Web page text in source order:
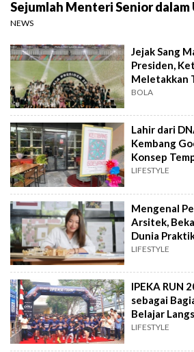
Sejumlah Menteri Senior dalam
NEWS
Jejak Sang
Presiden,
Meletakkan
BOLA
Lahir dari
Kembang
Konsep
LIFESTYLE
Mengenal
Arsitek,
Dunia
LIFESTYLE
IPEKA RUN
sebagai
Belajar
LIFESTYLE